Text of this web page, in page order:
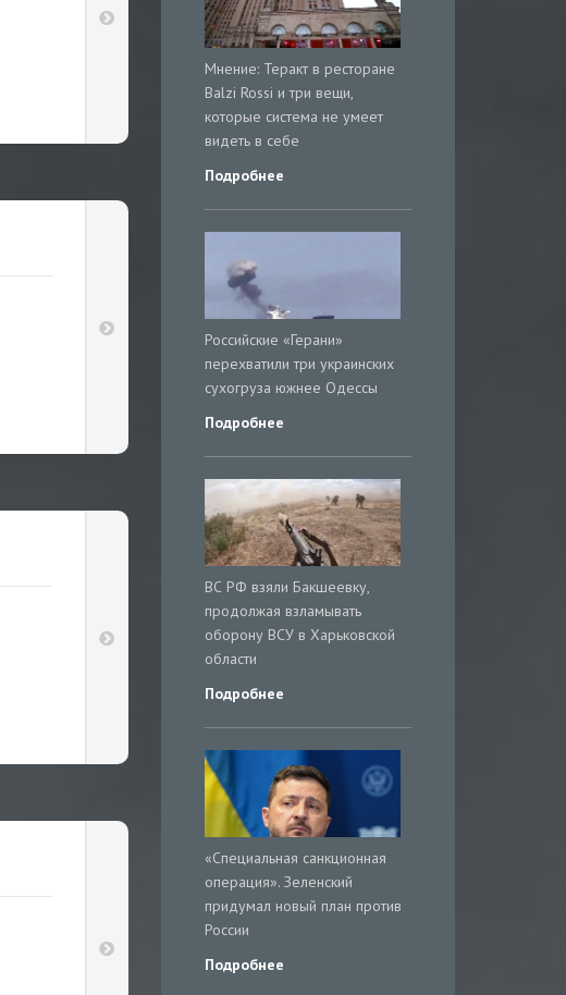
Мнение: Теракт в ресторане
Balzi Rossi и три вещи,
которые система не умеет
видеть в себе
Подробнее
Российские «Герани»
перехватили три украинских
сухогруза южнее Одессы
Подробнее
ВС РФ взяли Бакшеевку,
продолжая взламывать
оборону ВСУ в Харьковской
области
Подробнее
«Специальная санкционная
операция». Зеленский
придумал новый план против
России
Подробнее